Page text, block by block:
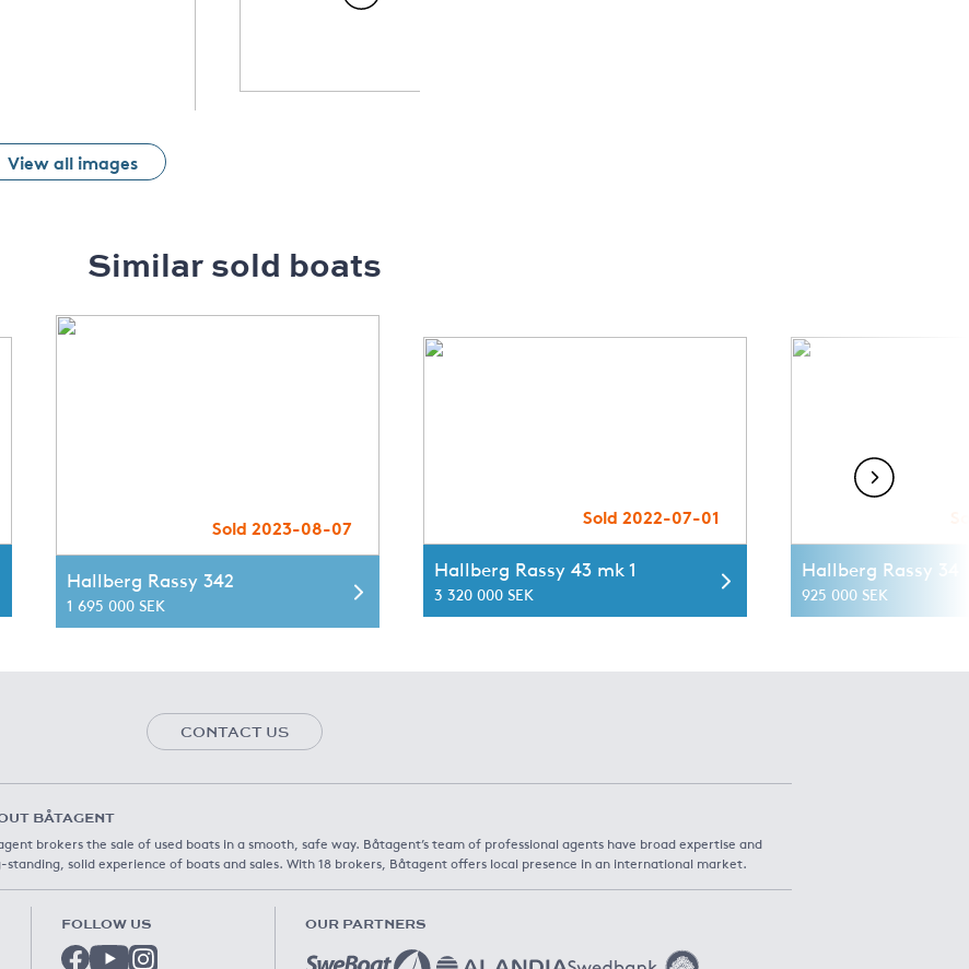
View all images
Similar sold boats
Sold 2023-08-07
Hallberg Rassy 342
1 695 000 SEK
Sold 2022-07-01
Hallberg Rassy 43 mk 1
3 320 000 SEK
Hallberg Rassy 34
925 000 SEK
CONTACT US
BÅTAGENT
brokers the sale of used boats in a smooth, safe way. Båtagent’s team of professional agents have broad expertise and
standing, solid experience of boats and sales. With 18 brokers, Båtagent offers local presence in an international market.
FOLLOW US OUR PARTNERS